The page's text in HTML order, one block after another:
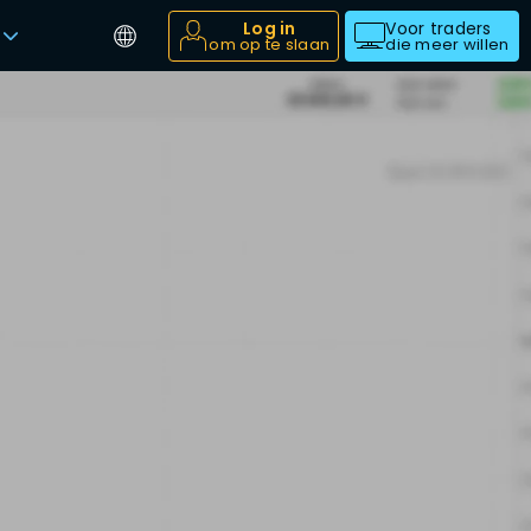
Log in
om op te slaan
Voor traders
die meer willen